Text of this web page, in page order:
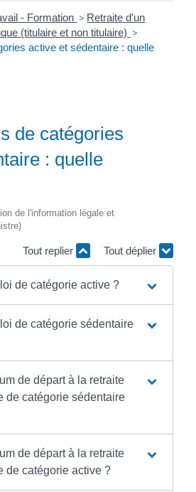
- Formation > Retraite d'un
(titulaire et non titulaire) >
active et sédentaire : quelle
de catégories
: quelle
de l'information légale et
Tout replier Tout déplier
de catégorie active ?
de catégorie sédentaire
de départ à la retraite
de catégorie sédentaire
de départ à la retraite
de catégorie active ?